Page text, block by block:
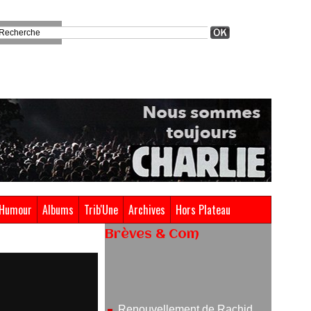
Humour Albums Trib'Une Archives Hors Plateau
Brèves & Com